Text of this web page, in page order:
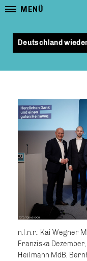
MENÜ
Deutschland
n.l.n.r.: Kai Wegner
Franziska
Heilmann MdB,